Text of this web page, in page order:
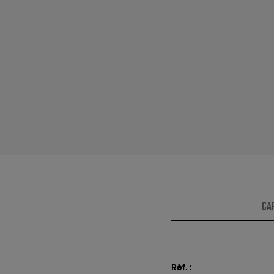
Réf. :